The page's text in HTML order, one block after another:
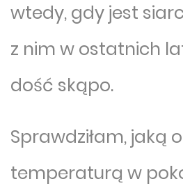
wtedy, gdy jest
z nim w ostatnich
dość skąpo.
Sprawdziłam, jaką
temperaturą w